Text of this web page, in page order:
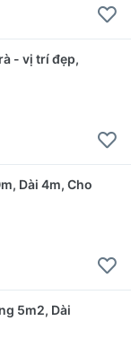
- vị trí đẹp,
Dài 4m, Cho
5m2, Dài